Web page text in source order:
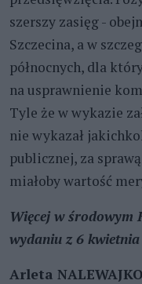
szerszy zasięg -
Szczecina, a w
północnych, dla
na usprawnienie
Tyle że w wykazie
nie wykazał
publicznej, za
miałoby wartość
Więcej w środowym
wydaniu z 6
Arleta NALEWAJKO